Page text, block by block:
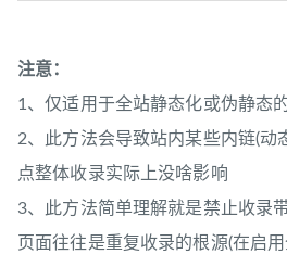
注意：
1、仅适用于全站静态化或伪静态
2、此方法会导致站内某些内链(动
点整体收录实际上没啥影响
3、此方法简单理解就是禁止收录
页面往往是重复收录的根源(在启